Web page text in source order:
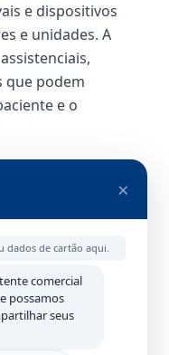
e dispositivos
e unidades. A
que podem
e o
físico
conforme CPC
IoT e conformidade
Receita Federal,
CFM
×
dados de cartão aqui.
comercial
possamos
seus